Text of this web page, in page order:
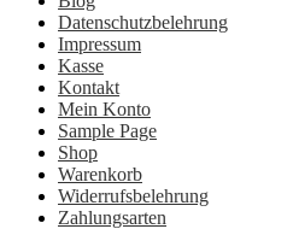
Datenschutzbelehrung
Impressum
Kasse
Kontakt
Mein Konto
Sample Page
Shop
Warenkorb
Widerrufsbelehrung
Zahlungsarten